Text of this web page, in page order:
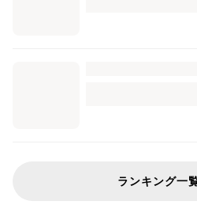
ランキング一